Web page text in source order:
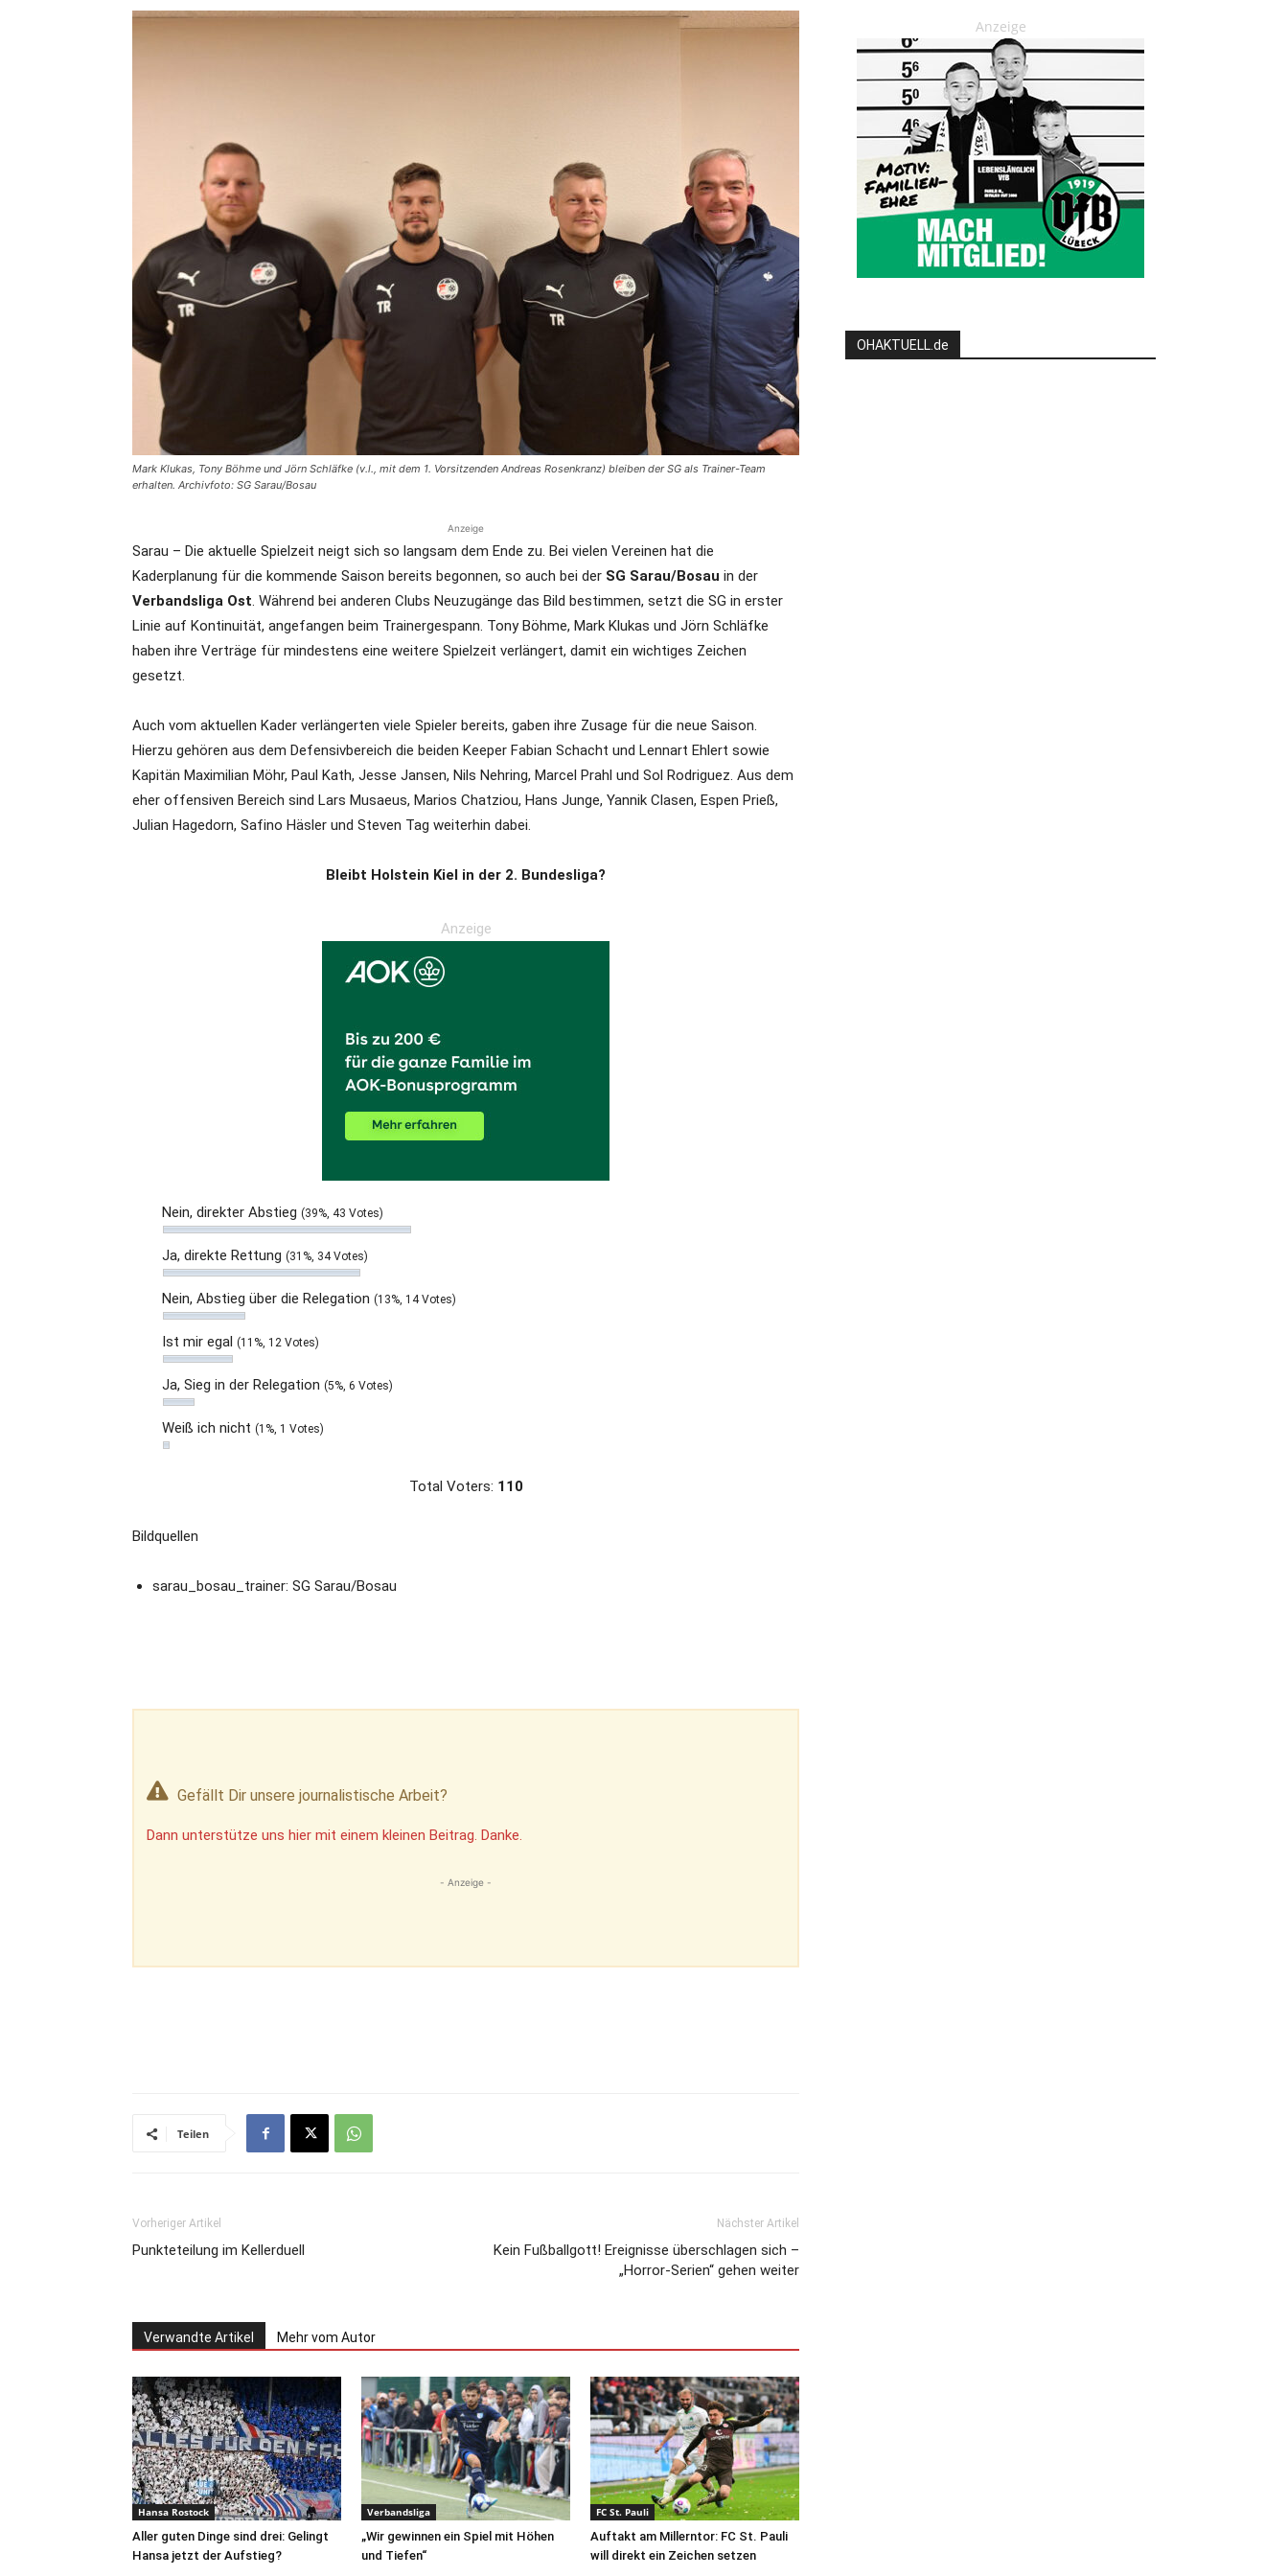
Lübeck
Mark Klukas, Tony Böhme und Jörn Schläfke (v.l., mit dem 1. Vorsitzenden Andreas Rosenkranz) bleiben der SG als Trainer-Team
erhalten. Archivfoto: SG Sarau/Bosau
Anzeige
Sarau – Die aktuelle Spielzeit neigt sich so langsam dem Ende zu. Bei vielen Vereinen hat die
Kaderplanung für die kommende Saison bereits begonnen, so auch bei der SG Sarau/Bosau in der
Verbandsliga Ost. Während bei anderen Clubs Neuzugänge das Bild bestimmen, setzt die SG in erster
Linie auf Kontinuität, angefangen beim Trainergespann. Tony Böhme, Mark Klukas und Jörn Schläfke
haben ihre Verträge für mindestens eine weitere Spielzeit verlängert, damit ein wichtiges Zeichen
gesetzt.
Auch vom aktuellen Kader verlängerten viele Spieler bereits, gaben ihre Zusage für die neue Saison.
Hierzu gehören aus dem Defensivbereich die beiden Keeper Fabian Schacht und Lennart Ehlert sowie
Kapitän Maximilian Möhr, Paul Kath, Jesse Jansen, Nils Nehring, Marcel Prahl und Sol Rodriguez. Aus dem
eher offensiven Bereich sind Lars Musaeus, Marios Chatziou, Hans Junge, Yannik Clasen, Espen Prieß,
Julian Hagedorn, Safino Häsler und Steven Tag weiterhin dabei.
Bleibt Holstein Kiel in der 2. Bundesliga?
Anzeige
Nein, direkter Abstieg (39%, 43 Votes)
Ja, direkte Rettung (31%, 34 Votes)
Nein, Abstieg über die Relegation (13%, 14 Votes)
Ist mir egal (11%, 12 Votes)
Ja, Sieg in der Relegation (5%, 6 Votes)
Weiß ich nicht (1%, 1 Votes)
Total Voters: 110
Bildquellen
sarau_bosau_trainer: SG Sarau/Bosau
Gefällt Dir unsere journalistische Arbeit?
Dann unterstütze uns hier mit einem kleinen Beitrag. Danke.
- Anzeige -
Teilen
Vorheriger Artikel
Punkteteilung im Kellerduell
Nächster Artikel
Kein Fußballgott! Ereignisse überschlagen sich –
„Horror-Serien“ gehen weiter
Verwandte Artikel Mehr vom Autor
Hansa Rostock
Aller guten Dinge sind drei: Gelingt
Hansa jetzt der Aufstieg?
Verbandsliga
„Wir gewinnen ein Spiel mit Höhen
und Tiefen“
FC St. Pauli
Auftakt am Millerntor: FC St. Pauli
will direkt ein Zeichen setzen
Anzeige